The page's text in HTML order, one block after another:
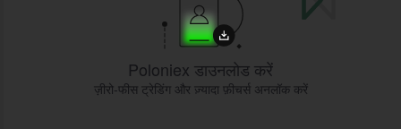
Poloniex डाउनलोड करें
ज़ीरो-फीस ट्रेडिंग और ज़्यादा फ़ीचर्स अनलॉक करें